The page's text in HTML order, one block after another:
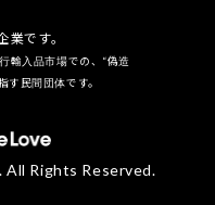
です。
輸入品市場での、“偽造
す民間団体です。
Rights Reserved.